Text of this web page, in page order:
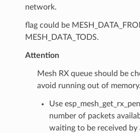
network.
flag could be
MESH_DATA_TODS.
Attention
Mesh RX queue should be
avoid running out of memory.
Use
number of packets
waiting to be received by